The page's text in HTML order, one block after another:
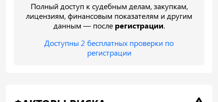
Полный доступ к судебным делам, закупкам,
лицензиям, финансовым показателям и другим
данным — после регистрации.
Доступны 2 бесплатных проверки по
регистрации